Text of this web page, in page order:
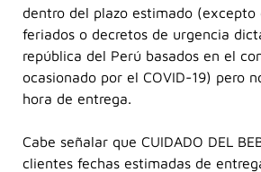
dentro del plazo estimado (excepto
feriados o decretos de urgencia
república del Perú basados en el
ocasionado por el COVID-19) pero
hora de entrega.
Cabe señalar que CUIDADO DEL
clientes fechas estimadas de